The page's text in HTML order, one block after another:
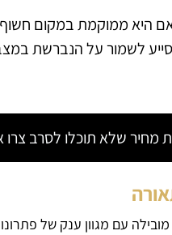
היא ממוקמת במקום חשוף
לשמור על הנברשת
שלא תוכלו לסרב צרו
עם מגוון ענק של